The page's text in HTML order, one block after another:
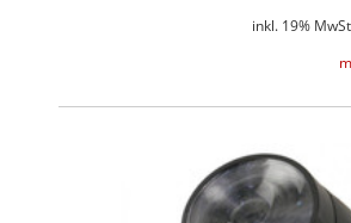
inkl. 19%